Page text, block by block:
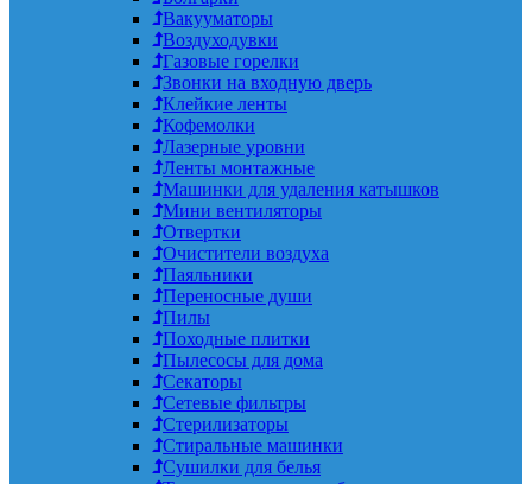
Вакууматоры
Воздуходувки
Газовые горелки
Звонки на входную дверь
Клейкие ленты
Кофемолки
Лазерные уровни
Ленты монтажные
Машинки для удаления катышков
Мини вентиляторы
Отвертки
Очистители воздуха
Паяльники
Переносные души
Пилы
Походные плитки
Пылесосы для дома
Секаторы
Сетевые фильтры
Стерилизаторы
Стиральные машинки
Сушилки для белья